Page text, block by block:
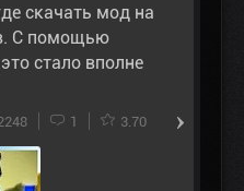
скачать мод на
С помощью
стало вполне
1 3.70